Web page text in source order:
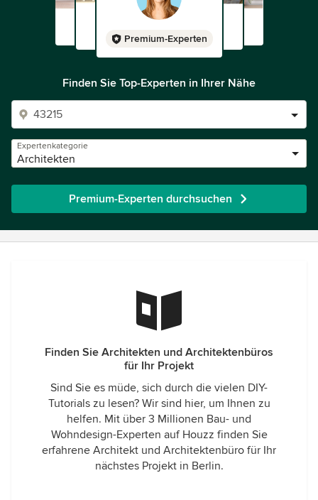
Premium-Experten
Finden Sie Top-Experten in Ihrer Nähe
Expertenkategorie
Architekten
Premium-Experten durchsuchen
Finden Sie Architekten und Architektenbüros
für Ihr Projekt
Sind Sie es müde, sich durch die vielen DIY-
Tutorials zu lesen? Wir sind hier, um Ihnen zu
helfen. Mit über 3 Millionen Bau- und
Wohndesign-Experten auf Houzz finden Sie
erfahrene Architekt und Architektenbüro für Ihr
nächstes Projekt in Berlin.